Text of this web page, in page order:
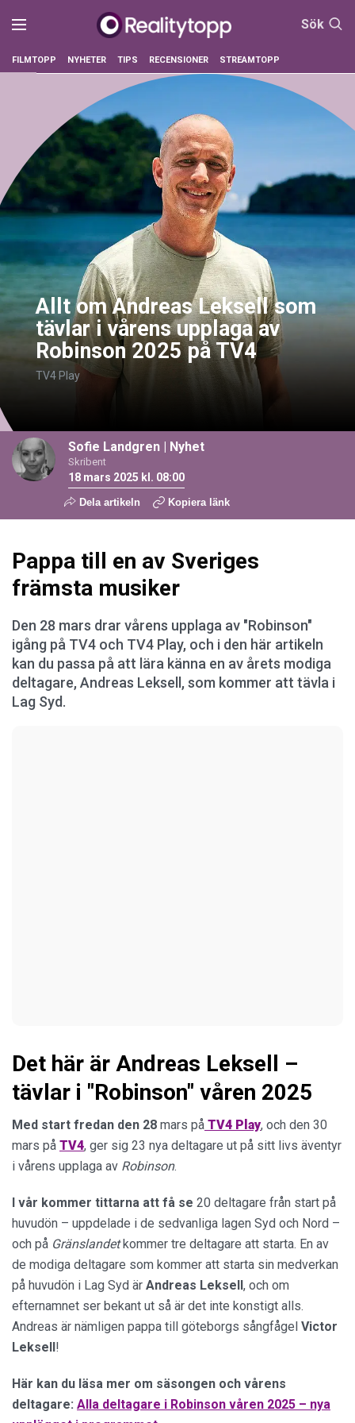
Sök
FILMTOPP NYHETER TIPS RECENSIONER STREAMTOPP
Allt om Andreas Leksell som
tävlar i vårens upplaga av
Robinson 2025 på TV4
TV4 Play
Sofie Landgren | Nyhet
Skribent
18 mars 2025 kl. 08:00
Dela artikeln Kopiera länk
Pappa till en av Sveriges
främsta musiker
Den 28 mars drar vårens upplaga av "Robinson"
igång på TV4 och TV4 Play, och i den här artikeln
kan du passa på att lära känna en av årets modiga
deltagare, Andreas Leksell, som kommer att tävla i
Lag Syd.
Det här är Andreas Leksell –
tävlar i "Robinson" våren 2025
Med start fredan den 28 mars på TV4 Play, och den 30
mars på TV4, ger sig 23 nya deltagare ut på sitt livs äventyr
i vårens upplaga av Robinson.
I vår kommer tittarna att få se 20 deltagare från start på
huvudön – uppdelade i de sedvanliga lagen Syd och Nord –
och på Gränslandetkommer tre deltagare att starta. En av
de modiga deltagare som kommer att starta sin medverkan
på huvudön i Lag Syd är Andreas Leksell, och om
efternamnet ser bekant ut så är det inte konstigt alls.
Andreas är nämligen pappa till göteborgs sångfågel Victor
Leksell!
Här kan du läsa mer om säsongen och vårens
deltagare: Alla deltagare i Robinson våren 2025 – nya